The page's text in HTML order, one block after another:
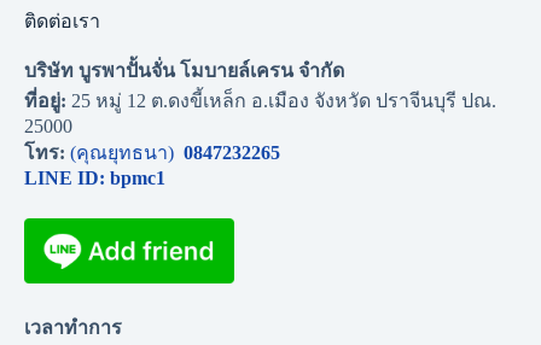
ติดต่อเรา
บริษัท บูรพาปั้นจั่น โมบายล์เครน จำกัด
ที่อยู่: 25 หมู่ 12 ต.ดงขี้เหล็ก อ.เมือง จังหวัด ปราจีนบุรี ปณ.
25000
โทร: (คุณยุทธนา) 0847232265
LINE ID: bpmc1
เวลาทำการ